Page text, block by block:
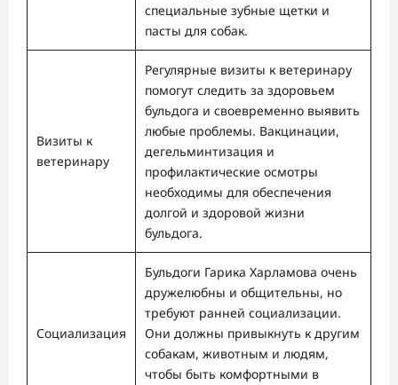
специальные зубные щетки и
пасты для собак.
Визиты к
ветеринару
Регулярные визиты к ветеринару
помогут следить за здоровьем
бульдога и своевременно выявить
любые проблемы. Вакцинации,
дегельминтизация и
профилактические осмотры
необходимы для обеспечения
долгой и здоровой жизни
бульдога.
Социализация
Бульдоги Гарика Харламова очень
дружелюбны и общительны, но
требуют ранней социализации.
Они должны привыкнуть к другим
собакам, животным и людям,
чтобы быть комфортными в